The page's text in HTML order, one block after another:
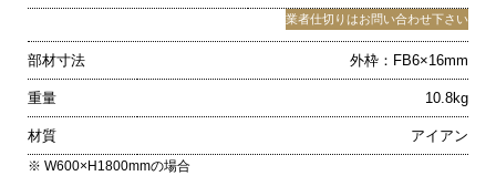
業者仕切りはお問い合わせ下さい
部材寸法 外枠：FB6×16mm
重量 10.8kg
材質 アイアン
※ W600×H1800mmの場合